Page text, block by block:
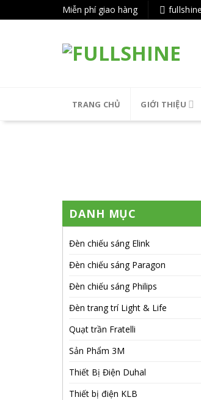
tục
Miễn phí giao hàng
TRANG CHỦ GIỚI THIỆU
DANH MỤC
Đèn chiếu sáng Elink
Đèn chiếu sáng Paragon
Đèn chiếu sáng Philips
Đèn trang trí Light & Life
Quạt trần Fratelli
Sản Phẩm 3M
Thiết Bị Điện Duhal
Thiết bị điện KLB